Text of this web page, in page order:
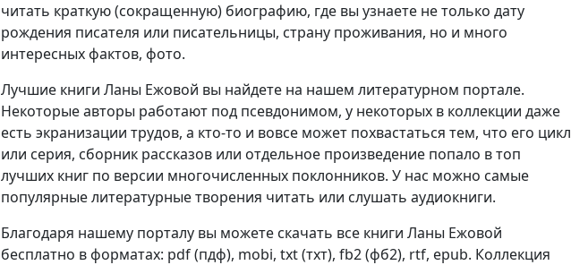
читать краткую (сокращенную) биографию, где вы узнаете не только дату
рождения писателя или писательницы, страну проживания, но и много
интересных фактов, фото.
Лучшие книги Ланы Ежовой вы найдете на нашем литературном портале.
Некоторые авторы работают под псевдонимом, у некоторых в коллекции даже
есть экранизации трудов, а кто-то и вовсе может похвастаться тем, что его цикл
или серия, сборник рассказов или отдельное произведение попало в топ
лучших книг по версии многочисленных поклонников. У нас можно самые
популярные литературные творения читать или слушать аудиокниги.
Благодаря нашему порталу вы можете скачать все книги Ланы Ежовой
бесплатно в форматах: pdf (пдф), mobi, txt (тхт), fb2 (фб2), rtf, epub. Коллекция